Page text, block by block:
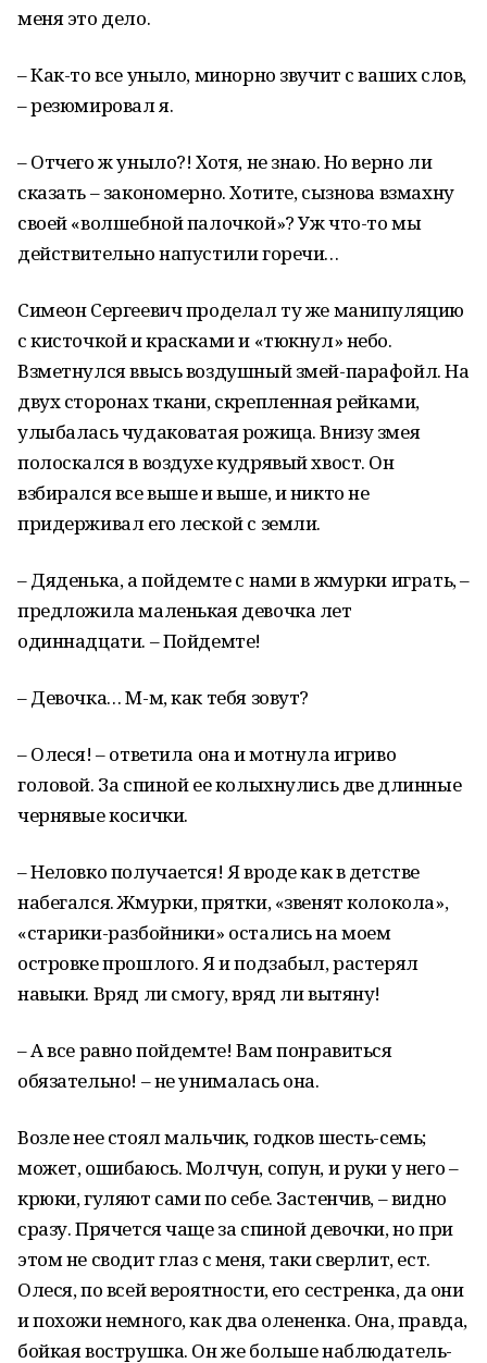
меня это дело.
– Как-то все уныло, минорно звучит с ваших слов,
– резюмировал я.
– Отчего ж уныло?! Хотя, не знаю. Но верно ли
сказать – закономерно. Хотите, сызнова взмахну
своей «волшебной палочкой»? Уж что-то мы
действительно напустили горечи…
Симеон Сергеевич проделал ту же манипуляцию
с кисточкой и красками и «тюкнул» небо.
Взметнулся ввысь воздушный змей-парафойл. На
двух сторонах ткани, скрепленная рейками,
улыбалась чудаковатая рожица. Внизу змея
полоскался в воздухе кудрявый хвост. Он
взбирался все выше и выше, и никто не
придерживал его леской с земли.
– Дяденька, а пойдемте с нами в жмурки играть, –
предложила маленькая девочка лет
одиннадцати. – Пойдемте!
– Девочка… М-м, как тебя зовут?
– Олеся! – ответила она и мотнула игриво
головой. За спиной ее колыхнулись две длинные
чернявые косички.
– Неловко получается! Я вроде как в детстве
набегался. Жмурки, прятки, «звенят колокола»,
«старики-разбойники» остались на моем
островке прошлого. Я и подзабыл, растерял
навыки. Вряд ли смогу, вряд ли вытяну!
– А все равно пойдемте! Вам понравиться
обязательно! – не унималась она.
Возле нее стоял мальчик, годков шесть-семь;
может, ошибаюсь. Молчун, сопун, и руки у него –
крюки, гуляют сами по себе. Застенчив, – видно
сразу. Прячется чаще за спиной девочки, но при
этом не сводит глаз с меня, таки сверлит, ест.
Олеся, по всей вероятности, его сестренка, да они
и похожи немного, как два олененка. Она, правда,
бойкая вострушка. Он же больше наблюдатель-